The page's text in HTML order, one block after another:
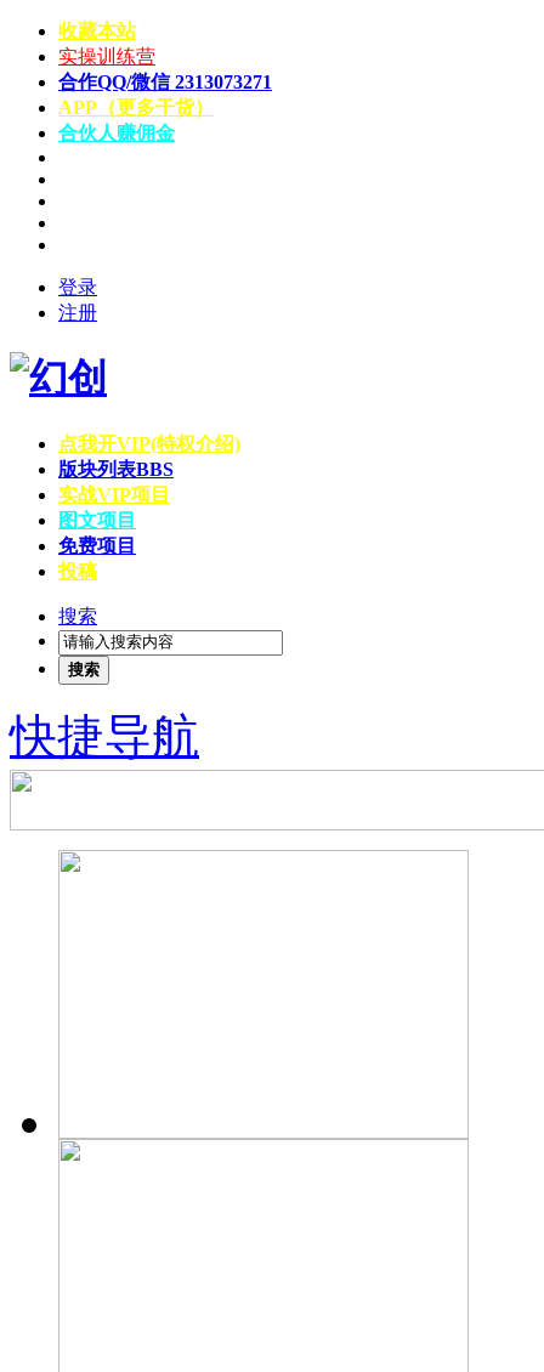
收藏本站
实操训练营
合作QQ/微信 2313073271
APP（更多干货）
合伙人赚佣金
登录
注册
点我开VIP(特权介绍)
版块列表BBS
实战VIP项目
图文项目
免费项目
投稿
搜索
搜索
快捷导航